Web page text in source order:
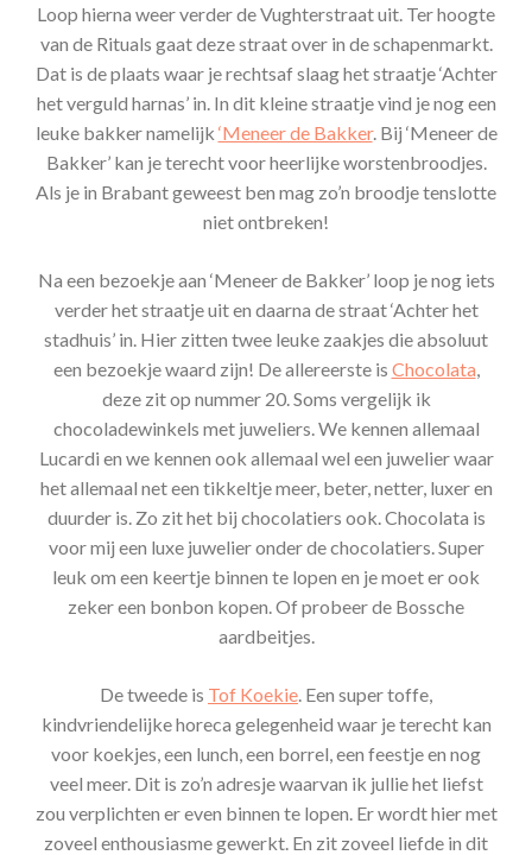
Loop hierna weer verder de Vughterstraat uit. Ter hoogte
van de Rituals gaat deze straat over in de schapenmarkt.
Dat is de plaats waar je rechtsaf slaag het straatje ‘Achter
het verguld harnas’ in. In dit kleine straatje vind je nog een
leuke bakker namelijk ‘Meneer de Bakker. Bij ‘Meneer de
Bakker’ kan je terecht voor heerlijke worstenbroodjes.
Als je in Brabant geweest ben mag zo’n broodje tenslotte
niet ontbreken!
Na een bezoekje aan ‘Meneer de Bakker’ loop je nog iets
verder het straatje uit en daarna de straat ‘Achter het
stadhuis’ in. Hier zitten twee leuke zaakjes die absoluut
een bezoekje waard zijn! De allereerste is Chocolata,
deze zit op nummer 20. Soms vergelijk ik
chocoladewinkels met juweliers. We kennen allemaal
Lucardi en we kennen ook allemaal wel een juwelier waar
het allemaal net een tikkeltje meer, beter, netter, luxer en
duurder is. Zo zit het bij chocolatiers ook. Chocolata is
voor mij een luxe juwelier onder de chocolatiers. Super
leuk om een keertje binnen te lopen en je moet er ook
zeker een bonbon kopen. Of probeer de Bossche
aardbeitjes.
De tweede is Tof Koekie. Een super toffe,
kindvriendelijke horeca gelegenheid waar je terecht kan
voor koekjes, een lunch, een borrel, een feestje en nog
veel meer. Dit is zo’n adresje waarvan ik jullie het liefst
zou verplichten er even binnen te lopen. Er wordt hier met
zoveel enthousiasme gewerkt. En zit zoveel liefde in dit